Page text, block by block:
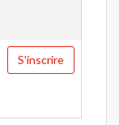
S'inscrire